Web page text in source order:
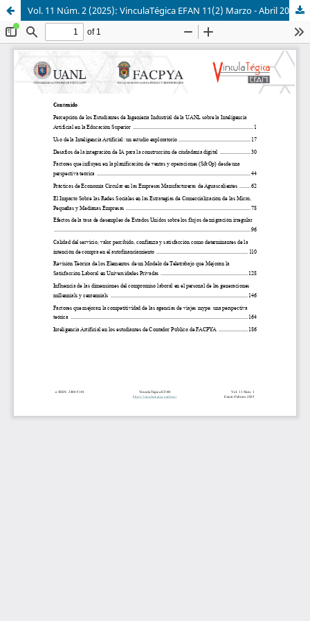
Vol. 11 Núm. 2 (2025): VinculaTégica EFAN 11(2) Marzo - Abril 2025